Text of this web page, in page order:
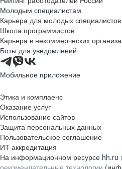
Молодым специалистам
Карьера для молодых специалистов
Школа программистов
Карьера в некоммерческих
Боты для уведомлений
Мобильное приложение
Этика и комплаенс
Оказание услуг
Использование сайтов
Защита персональных данных
Пользовательское соглашение
ИТ аккредитация
На информационном ресурсе hh.ru
рекомендательные технологии